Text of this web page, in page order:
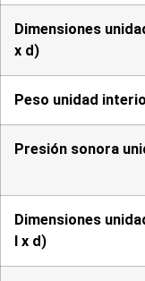
Dimensiones
x d)
Peso unidad
Presión sonora
Dimensiones
l x d)